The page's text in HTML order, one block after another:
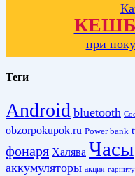
при
Теги
Android bluetooth
obzorpokupok.ru Power bank
фонаря Халява Часы
аккумуляторы акция